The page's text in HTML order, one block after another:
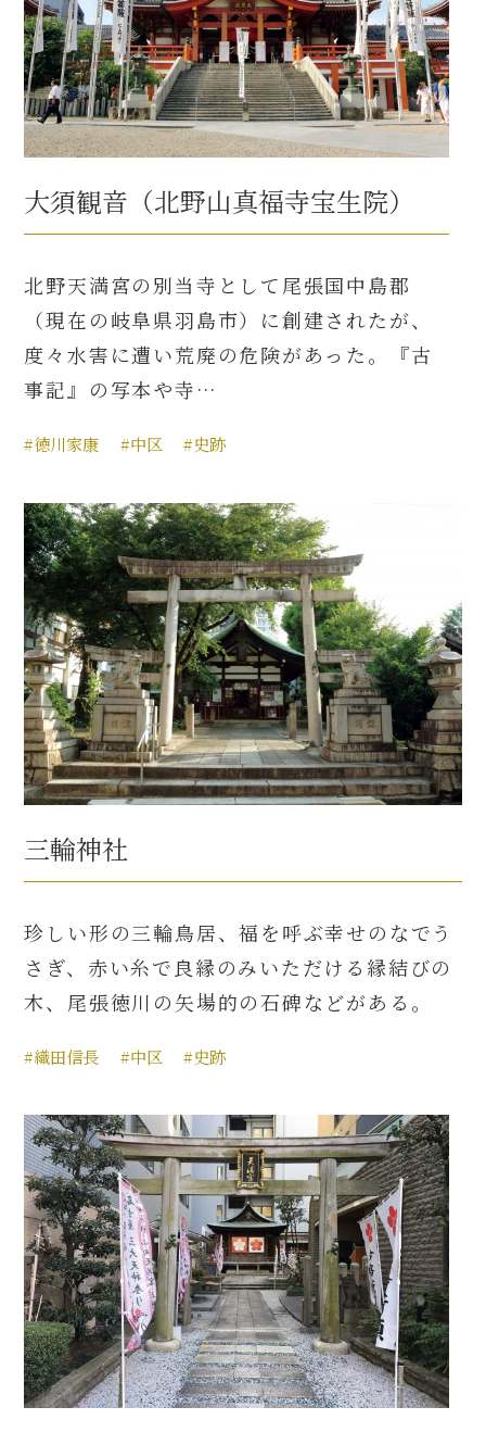
大須観音（北野山真福寺宝生院）
北野天満宮の別当寺として尾張国中島郡
（現在の岐阜県羽島市）に創建されたが、
度々水害に遭い荒廃の危険があった。『古
事記』の写本や寺…
#徳川家康 #中区 #史跡
三輪神社
珍しい形の三輪鳥居、福を呼ぶ幸せのなでう
さぎ、赤い糸で良縁のみいただける縁結びの
木、尾張徳川の矢場的の石碑などがある。
#織田信長 #中区 #史跡